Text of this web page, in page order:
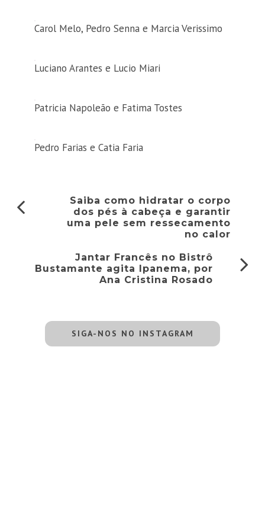
Carol Melo, Pedro Senna e Marcia Verissimo
Luciano Arantes e Lucio Miari
Patricia Napoleão e Fatima Tostes
Pedro Farias e Catia Faria
Saiba como hidratar o corpo
dos pés à cabeça e garantir
uma pele sem ressecamento
no calor
Jantar Francês no Bistrô
Bustamante agita Ipanema, por
Ana Cristina Rosado
SIGA-NOS NO INSTAGRAM